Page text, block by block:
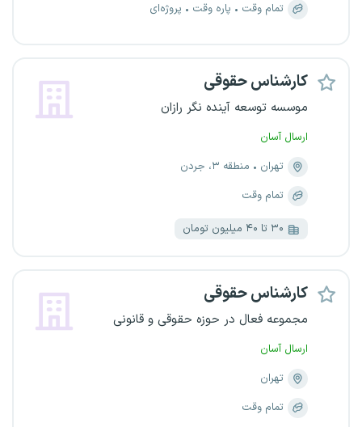
تمام وقت
پاره وقت پروژه‌ای
کارشناس حقوقی
موسسه توسعه آینده نگر رازان
ارسال آسان
تهران
منطقه ۳، جردن
تمام وقت
۳۰ تا ۴۰ میلیون تومان
کارشناس حقوقی
مجموعه فعال در حوزه حقوقی و قانونی
ارسال آسان
تهران
تمام وقت